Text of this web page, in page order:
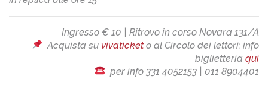
Ingresso € 10 | Ritrovo in corso Novara 131/A
Acquista su vivaticketo al Circolo dei lettori: info
biglietteria qui
per info 331 4052153 | 011 8904401